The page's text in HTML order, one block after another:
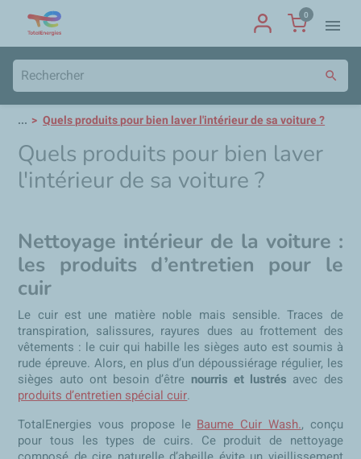
0
menu
search
... Quels produits pour bien laver l'intérieur de sa voiture ?
Quels produits pour bien laver
l'intérieur de sa voiture ?
Nettoyage intérieur de la voiture :
les produits d’entretien pour le
cuir
Le cuir est une matière noble mais sensible. Traces de
transpiration, salissures, rayures dues au frottement des
vêtements : le cuir qui habille les sièges auto est soumis à
rude épreuve. Alors, en plus d’un dépoussiérage régulier, les
sièges auto ont besoin d’être nourris et lustrés avec des
produits d’entretien spécial cuir.
TotalEnergies vous propose le Baume Cuir Wash., conçu
pour tous les types de cuirs. Ce produit de nettoyage